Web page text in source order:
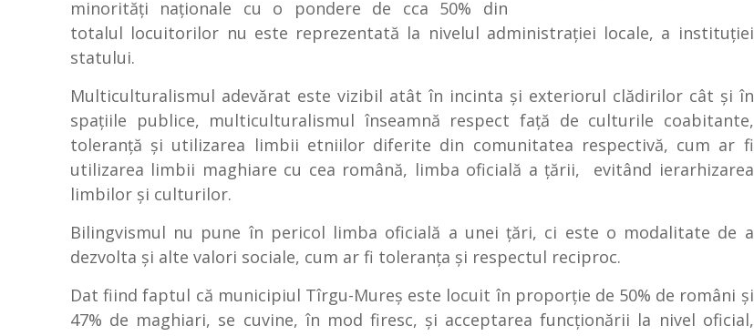
minorităţi naţionale cu o pondere de cca 50% din
totalul locuitorilor nu este reprezentată la nivelul administraţiei locale, a instituţiei
statului.
Multiculturalismul adevărat este vizibil atât în incinta şi exteriorul clădirilor cât şi în
spaţiile publice, multiculturalismul înseamnă respect faţă de culturile coabitante,
toleranţă şi utilizarea limbii etniilor diferite din comunitatea respectivă, cum ar fi
utilizarea limbii maghiare cu cea română, limba oficială a ţării, evitând ierarhizarea
limbilor şi culturilor.
Bilingvismul nu pune în pericol limba oficială a unei ţări, ci este o modalitate de a
dezvolta şi alte valori sociale, cum ar fi toleranţa și respectul reciproc.
Dat fiind faptul că municipiul Tîrgu-Mureş este locuit în proporţie de 50% de români şi
47% de maghiari, se cuvine, în mod firesc, şi acceptarea funcţionării la nivel oficial,